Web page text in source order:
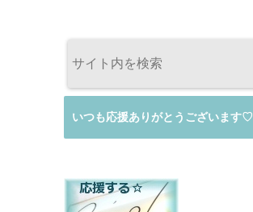
いつも応援ありがとうございます♡